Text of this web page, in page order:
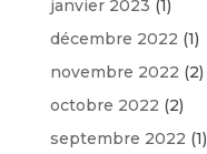
janvier 2023 (1)
décembre 2022 (1)
novembre 2022 (2)
octobre 2022 (2)
septembre 2022 (1)